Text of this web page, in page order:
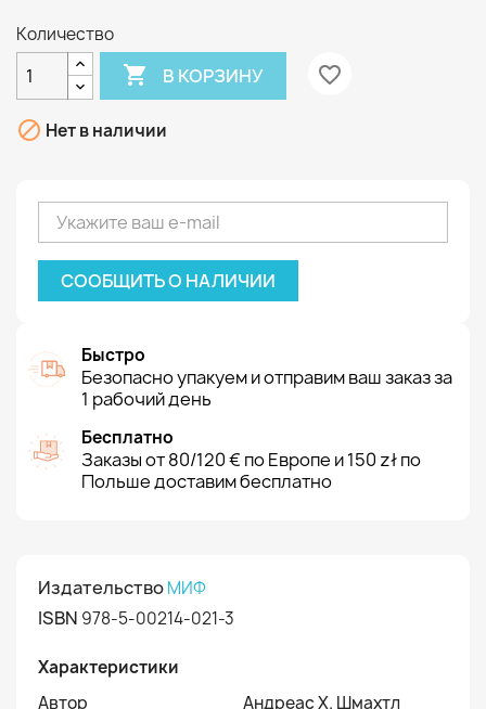
Количество
 В КОРЗИНУ favorite_border
 Нет в наличии
СООБЩИТЬ О НАЛИЧИИ
Быстро
Безопасно упакуем и отправим ваш заказ за
1 рабочий день
Бесплатно
Заказы от 80/120 € по Европе и 150 zł по
Польше доставим бесплатно
ИздательствоМИФ
ISBN 978-5-00214-021-3
Характеристики
Автор
Андреас Х. Шмахтл